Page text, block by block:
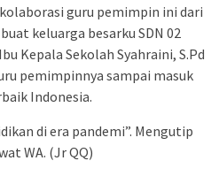
guru pemimpin ini dari
keluarga besarku SDN 02
Kepala Sekolah Syahraini, S.Pd
pemimpinnya sampai masuk
Indonesia.
di era pandemi”. Mengutip
WA. (Jr QQ)